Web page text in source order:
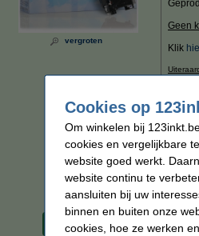
vergroten
Geen
Klik
Merk:
Type:
Kleur:
Tip
Wij
€ 0,009
Cookies op
Om winkelen bij
cookies en vergelijkbare
website goed werkt.
website continu te
aansluiten bij uw
binnen en buiten onze
cookies, hoe ze werken